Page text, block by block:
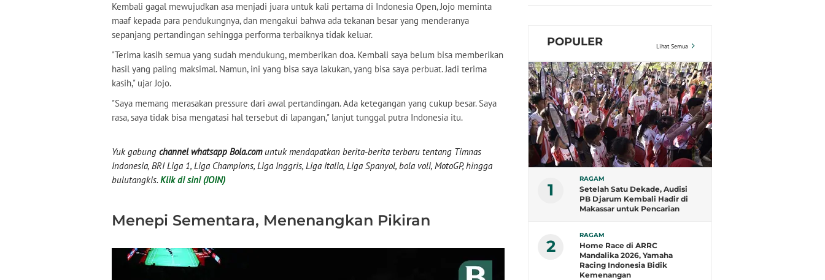
Kembali gagal mewujudkan asa menjadi juara untuk kali pertama di Indonesia Open, Jojo meminta
maaf kepada para pendukungnya, dan mengakui bahwa ada tekanan besar yang menderanya
sepanjang pertandingan sehingga performa terbaiknya tidak keluar.
"Terima kasih semua yang sudah mendukung, memberikan doa. Kembali saya belum bisa memberikan
hasil yang paling maksimal. Namun, ini yang bisa saya lakukan, yang bisa saya perbuat. Jadi terima
kasih," ujar Jojo.
"Saya memang merasakan pressure dari awal pertandingan. Ada ketegangan yang cukup besar. Saya
rasa, saya tidak bisa mengatasi hal tersebut di lapangan," lanjut tunggal putra Indonesia itu.
Yuk gabung channel whatsapp Bola.comuntuk mendapatkan berita-berita terbaru tentang Timnas
Indonesia, BRI Liga 1, Liga Champions, Liga Inggris, Liga Italia, Liga Spanyol, bola voli, MotoGP, hingga
bulutangkis. Klik di sini (JOIN)
Menepi Sementara, Menenangkan Pikiran
POPULER Lihat Semua
1
RAGAM
Setelah Satu Dekade, Audisi
PB Djarum Kembali Hadir di
Makassar untuk Pencarian
2
RAGAM
Home Race di ARRC
Mandalika 2026, Yamaha
Racing Indonesia Bidik
Kemenangan